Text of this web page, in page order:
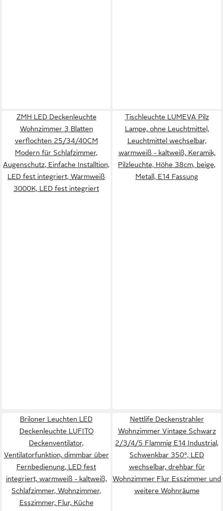
ZMH LED Deckenleuchte
Wohnzimmer 3 Blatten
verflochten 25/34/40CM
Modern für Schlafzimmer,
Augenschutz, Einfache Installtion,
LED fest integriert, Warmweiß
3000K, LED fest integriert
Tischleuchte LUMEVA Pilz
Lampe, ohne Leuchtmittel,
Leuchtmittel wechselbar,
warmweiß - kaltweiß, Keramik,
Pilzleuchte, Höhe 38cm, beige,
Metall, E14 Fassung
Briloner Leuchten LED
Deckenleuchte LUFITO
Deckenventilator,
Ventilatorfunktion, dimmbar über
Fernbedienung, LED fest
integriert, warmweiß - kaltweiß,
Schlafzimmer, Wohnzimmer,
Esszimmer, Flur, Küche
Nettlife Deckenstrahler
Wohnzimmer Vintage Schwarz
2/3/4/5 Flammig E14 Industrial,
Schwenkbar 350°, LED
wechselbar, drehbar für
Wohnzimmer Flur Esszimmer und
weitere Wohnräume